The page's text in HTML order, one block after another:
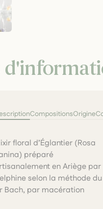
CompositionsOrigine
floral d’Églantier (Rosa
préparé
en Ariège par
selon la méthode du
Bach, par macération
des fleurs fraîches puis
dans cognac
Flacon verre ambré